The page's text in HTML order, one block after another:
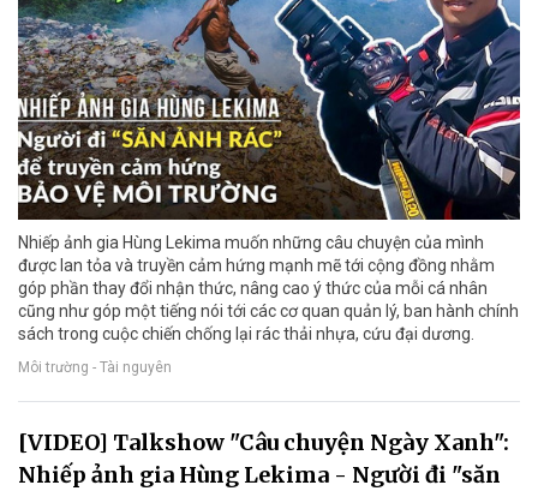
Nhiếp ảnh gia Hùng Lekima muốn những câu chuyện của mình
được lan tỏa và truyền cảm hứng mạnh mẽ tới cộng đồng nhằm
góp phần thay đổi nhận thức, nâng cao ý thức của mỗi cá nhân
cũng như góp một tiếng nói tới các cơ quan quản lý, ban hành chính
sách trong cuộc chiến chống lại rác thải nhựa, cứu đại dương.
Môi trường - Tài nguyên
[VIDEO] Talkshow "Câu chuyện Ngày Xanh":
Nhiếp ảnh gia Hùng Lekima - Người đi "săn